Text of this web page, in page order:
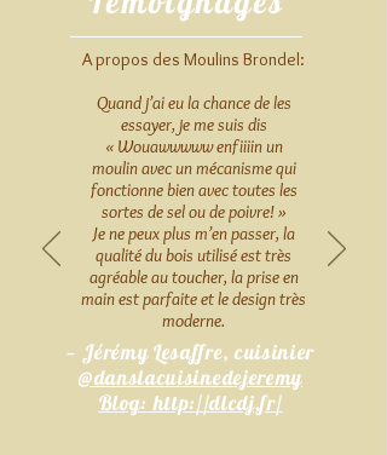
A propos des Moulins Brondel:
Quand j’ai eu la chance de les
essayer, je me suis dis
« Wouawwwww enfiiiin un
moulin avec un mécanisme qui
fonctionne bien avec toutes les
sortes de sel ou de poivre! »
Je ne peux plus m’en passer, la
qualité du bois utilisé est très
agréable au toucher, la prise en
main est parfaite et le design très
moderne.
— Jérémy Lesaffre, cuisinier
@danslacuisinedejeremy
Blog: http://dlcdj.fr/